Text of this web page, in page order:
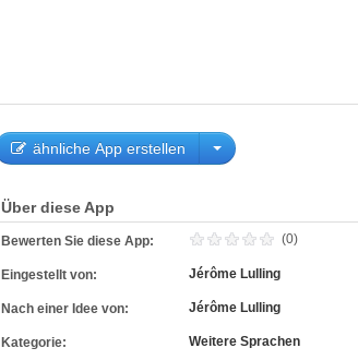
ähnliche App erstellen
Über diese App
Bewerten Sie diese App: (0)
Eingestellt von: Jérôme Lulling
Nach einer Idee von: Jérôme Lulling
Kategorie: Weitere Sprachen